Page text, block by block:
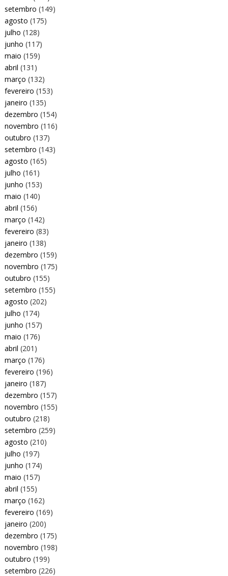
setembro (149)
agosto (175)
julho (128)
junho (117)
maio (159)
abril (131)
março (132)
fevereiro (153)
janeiro (135)
dezembro (154)
novembro (116)
outubro (137)
setembro (143)
agosto (165)
julho (161)
junho (153)
maio (140)
abril (156)
março (142)
fevereiro (83)
janeiro (138)
dezembro (159)
novembro (175)
outubro (155)
setembro (155)
agosto (202)
julho (174)
junho (157)
maio (176)
abril (201)
março (176)
fevereiro (196)
janeiro (187)
dezembro (157)
novembro (155)
outubro (218)
setembro (259)
agosto (210)
julho (197)
junho (174)
maio (157)
abril (155)
março (162)
fevereiro (169)
janeiro (200)
dezembro (175)
novembro (198)
outubro (199)
setembro (226)